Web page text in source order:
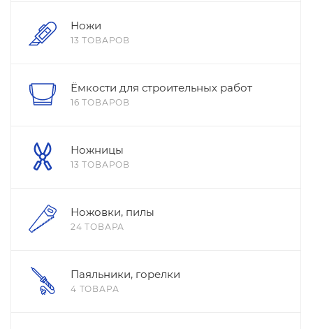
Ножи
13 ТОВАРОВ
Ёмкости для строительных работ
16 ТОВАРОВ
Ножницы
13 ТОВАРОВ
Ножовки, пилы
24 ТОВАРА
Паяльники, горелки
4 ТОВАРА